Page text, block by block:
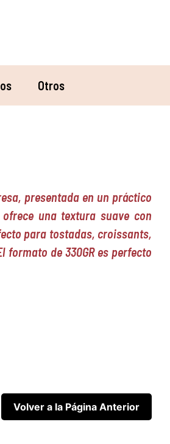
Otros
presentada en un práctico
una textura suave con
para tostadas, croissants,
de 330GR es perfecto